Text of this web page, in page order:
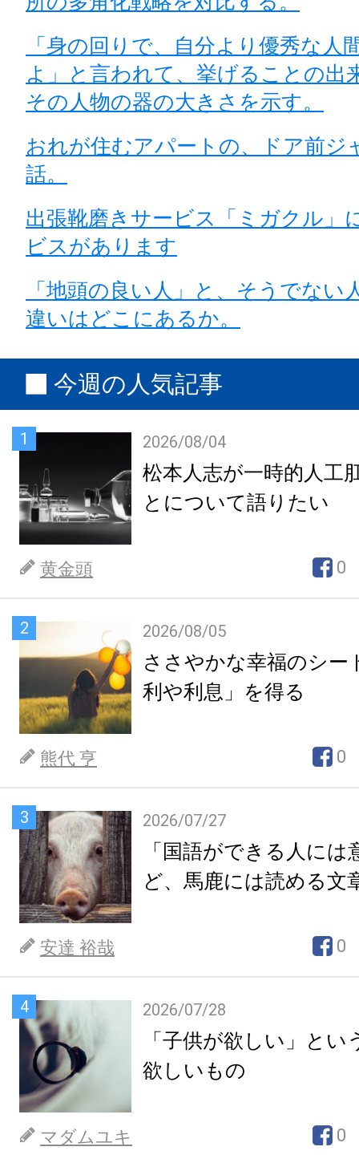
「身の回りで、自分より優秀な人
よ」と言われて、挙げることの出
その人物の器の大きさを示す。
おれが住むアパートの、ドア前ジ
話。
出張靴磨きサービス「ミガクル」
ビスがあります
「地頭の良い人」と、そうでない
違いはどこにあるか。
今週の人気記事
1 2026/08/04
松本人志が一時的人工
とについて語りたい
黄金頭 0
2 2026/08/05
ささやかな幸福のシー
利や利息」を得る
熊代 亨 0
3 2026/07/27
「国語ができる人には
ど、馬鹿には読める文
安達 裕哉 0
4 2026/07/28
「子供が欲しい」とい
欲しいもの
マダムユキ 0